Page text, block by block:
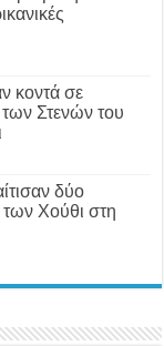
κοντά σε
Στενών του
δύο
Χούθι στη